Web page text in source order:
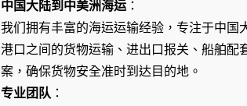
中国大陆到中美洲海运：
我们拥有丰富的海运运输经验，专注于中国
港口之间的货物运输、进出口报关、船舶配
案，确保货物安全准时到达目的地。
专业团队：